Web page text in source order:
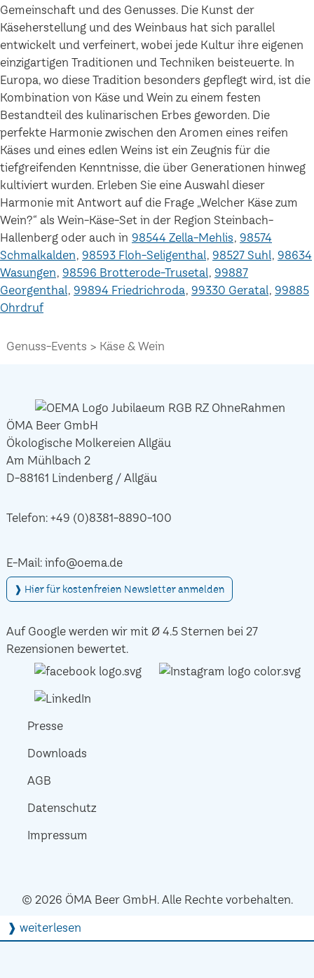
Gemeinschaft und des Genusses. Die Kunst der
Käseherstellung und des Weinbaus hat sich parallel
entwickelt und verfeinert, wobei jede Kultur ihre eigenen
einzigartigen Traditionen und Techniken beisteuerte. In
Europa, wo diese Tradition besonders gepflegt wird, ist die
Kombination von Käse und Wein zu einem festen
Bestandteil des kulinarischen Erbes geworden. Die
perfekte Harmonie zwischen den Aromen eines reifen
Käses und eines edlen Weins ist ein Zeugnis für die
tiefgreifenden Kenntnisse, die über Generationen hinweg
kultiviert wurden. Erleben Sie eine Auswahl dieser
Harmonie mit Antwort auf die Frage „Welcher Käse zum
Wein?“ als Wein-Käse-Set in der Region Steinbach-
Hallenberg oder auch in 98544 Zella-Mehlis 98574
Schmalkalden 98593 Floh-Seligenthal 98527 Suhl 98634
Wasungen 98596 Brotterode-Trusetal 99887
Georgenthal 99894 Friedrichroda 99330 Geratal 99885
Ohrdruf
Genuss-Events Käse & Wein
ÖMA Beer GmbH
Ökologische Molkereien Allgäu
Am Mühlbach 2
D-88161 Lindenberg / Allgäu
Telefon: +49 (0)8381-8890-100
E-Mail: info@oema.de
❱ Hier für kostenfreien Newsletter anmelden
Auf Google werden wir mit Ø 4.5 Sternen bei 27
Rezensionen bewertet.
Presse
Downloads
AGB
Datenschutz
Impressum
© 2026 ÖMA Beer GmbH. Alle Rechte vorbehalten.
❱ weiterlesen